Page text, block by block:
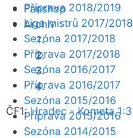
Fanshop
Archiv
ČF1:Hradec - Kometa 1:3
Příprava 2018/2019
Liga mistrů 2017/2018
Sezóna 2017/2018
Příprava 2017/2018
Sezóna 2016/2017
Příprava 2016/2017
Sezóna 2015/2016
Příprava 2015/2016
Sezóna 2014/2015